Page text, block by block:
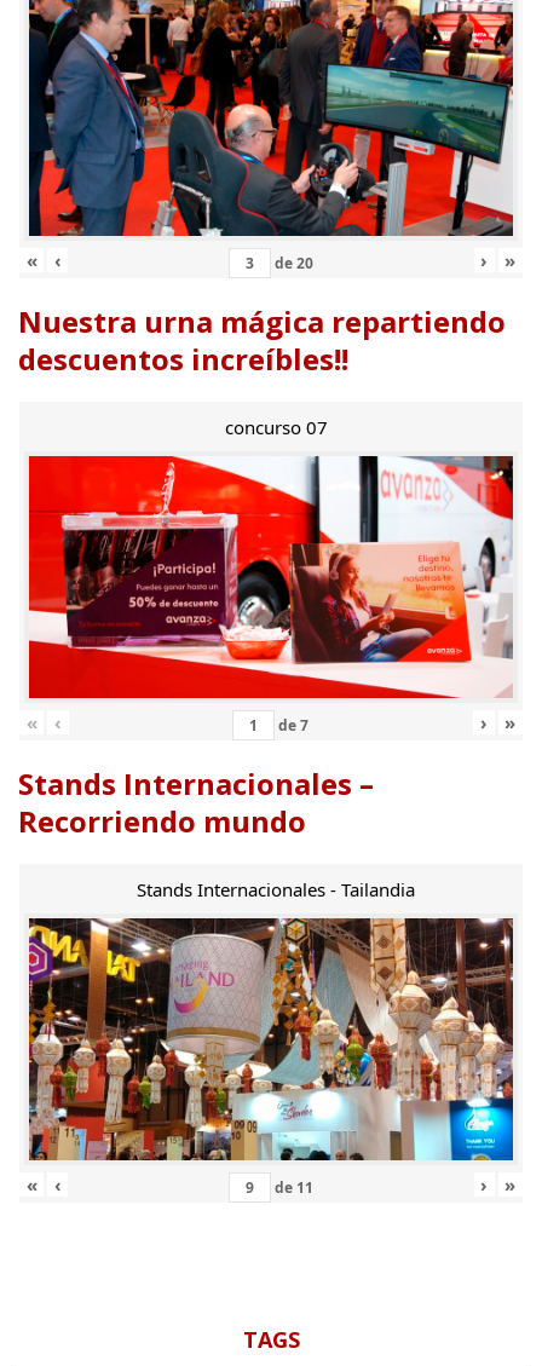
« ‹ de20 › »
Nuestra urna mágica repartiendo
descuentos increíbles!!
concurso 07
« ‹ de7 › »
Stands Internacionales –
Recorriendo mundo
Stands Internacionales - Tailandia
« ‹ de 11 › »
TAGS